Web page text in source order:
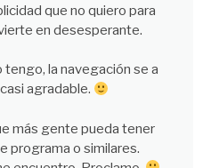
que no quiero para
en desesperante.
tengo, la navegación se a
agradable.
más gente pueda tener
programa o similares.